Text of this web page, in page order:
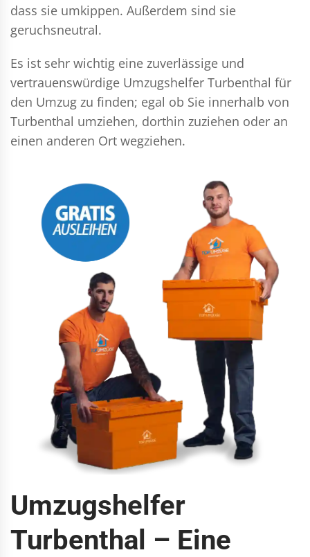
dass sie umkippen. Außerdem sind sie
geruchsneutral.
Es ist sehr wichtig eine zuverlässige und
vertrauenswürdige Umzugshelfer Turbenthal für
den Umzug zu finden; egal ob Sie innerhalb von
Turbenthal umziehen, dorthin zuziehen oder an
einen anderen Ort wegziehen.
Umzugshelfer
Turbenthal – Eine